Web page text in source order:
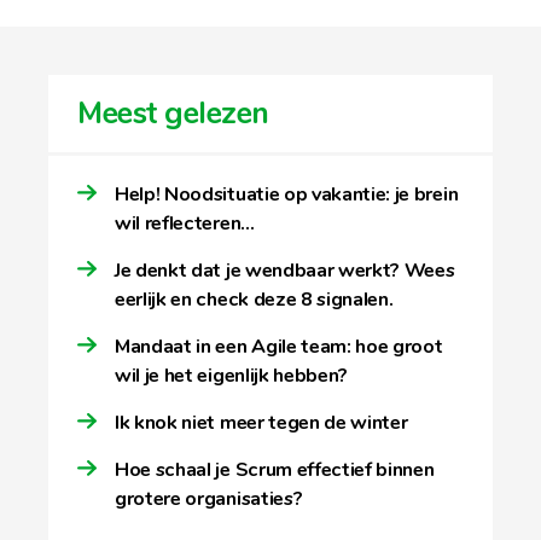
Meest gelezen
Help! Noodsituatie op vakantie: je brein
wil reflecteren…
Je denkt dat je wendbaar werkt? Wees
eerlijk en check deze 8 signalen.
Mandaat in een Agile team: hoe groot
wil je het eigenlijk hebben?
Ik knok niet meer tegen de winter
Hoe schaal je Scrum effectief binnen
grotere organisaties?